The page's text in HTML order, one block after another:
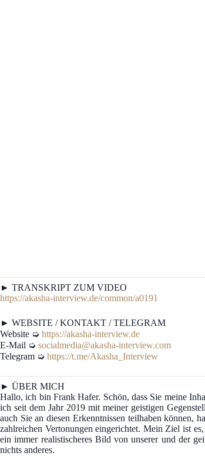
► TRANSKRIPT ZUM VIDEO
https://akasha-interview.de/common/a0191
► WEBSITE / KONTAKT / TELEGRAM
Website ➭ https://akasha-interview.de
E-Mail ➭ socialmedia@akasha-interview.com
Telegram ➭ https://t.me/Akasha_Interview
► ÜBER MICH
Hallo, ich bin Frank Hafer. Schön, dass Sie meine
ich seit dem Jahr 2019 mit meiner geistigen
auch Sie an diesen Erkenntnissen teilhaben können,
zahlreichen Vertonungen eingerichtet. Mein Ziel ist
ein immer realistischeres Bild von unserer und der
nichts anderes.